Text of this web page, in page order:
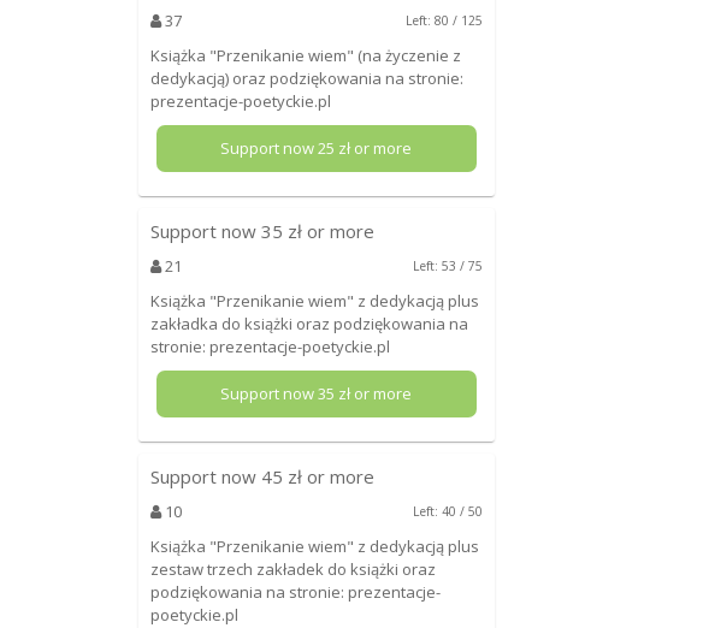
37 Left: 80 / 125
Książka "Przenikanie wiem" (na życzenie z
dedykacją) oraz podziękowania na stronie:
prezentacje-poetyckie.pl
Support now25 zł or more
Support now35 zł or more
21 Left: 53 / 75
Książka "Przenikanie wiem" z dedykacją plus
zakładka do książki oraz podziękowania na
stronie: prezentacje-poetyckie.pl
Support now35 zł or more
Support now 45 zł or more
10 Left: 40 / 50
Książka "Przenikanie wiem" z dedykacją plus
zestaw trzech zakładek do książki oraz
podziękowania na stronie: prezentacje-
poetyckie.pl